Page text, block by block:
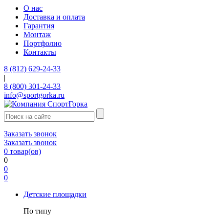
О нас
Доставка и оплата
Гарантия
Монтаж
Портфолио
Контакты
8 (812) 629-24-33
|
8 (800) 301-24-33
info@sportgorka.ru
Заказать звонок
Заказать звонок
0 товар(ов)
0
0
0
Детские площадки
По типу